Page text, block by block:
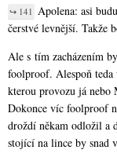
↪ 141 Apolena: asi
čerstvé levnější. Takže
Ale s tím zacházením
foolproof. Alespoň teda
kterou provozu já nebo
Dokonce víc foolproof
droždí někam odložil a
stojící na lince by snad